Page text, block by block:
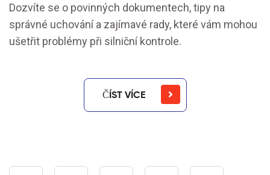
Dozvíte se o povinných dokumentech, tipy na
správné uchování a zajímavé rady, které vám mohou
ušetřit problémy při silniční kontrole.
ČÍST VÍCE